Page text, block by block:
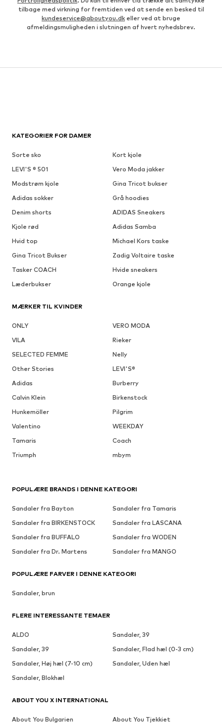
tilbage med virkning for fremtiden ved at sende en besked til
kundeservice@aboutyou.dk eller ved at bruge
afmeldingsmuligheden i slutningen af hvert nyhedsbrev.
KATEGORIER FOR DAMER
Sorte sko
Kort kjole
LEVI'S ® 501
Vero Moda jakker
Modstrøm kjole
Gina Tricot bukser
Adidas sokker
Grå hoodies
Denim shorts
ADIDAS Sneakers
Kjole rød
Adidas Samba
Hvid top
Michael Kors taske
Gina Tricot Bukser
Zadig Voltaire taske
Tasker COACH
Hvide sneakers
Læderbukser
Orange kjole
MÆRKER TIL KVINDER
ONLY
VERO MODA
VILA
Rieker
SELECTED FEMME
Nelly
Other Stories
LEVI'S®
Adidas
Burberry
Calvin Klein
Birkenstock
Hunkemöller
Pilgrim
Valentino
WEEKDAY
Tamaris
Coach
Triumph
mbym
POPULÆRE BRANDS I DENNE KATEGORI
Sandaler fra Bayton
Sandaler fra Tamaris
Sandaler fra BIRKENSTOCK
Sandaler fra LASCANA
Sandaler fra BUFFALO
Sandaler fra WODEN
Sandaler fra Dr. Martens
Sandaler fra MANGO
POPULÆRE FARVER I DENNE KATEGORI
Sandaler, brun
FLERE INTERESSANTE TEMAER
ALDO
Sandaler, 39
Sandaler, 39
Sandaler, Flad hæl (0-3 cm)
Sandaler, Høj hæl (7-10 cm)
Sandaler, Uden hæl
Sandaler, Blokhæl
ABOUT YOU X INTERNATIONAL
About You Bulgarien
About You Tjekkiet